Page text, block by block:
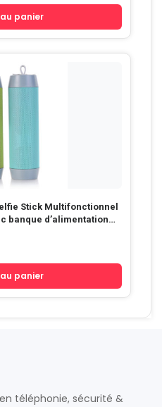
panier
Stick Multifonctionnel
banque d’alimentation
panier
téléphonie, sécurité &